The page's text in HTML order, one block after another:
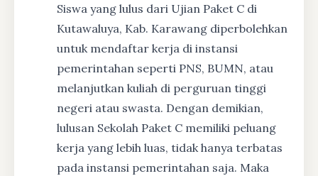
Siswa yang lulus dari Ujian Paket C di
Kutawaluya, Kab. Karawang diperbolehkan
untuk mendaftar kerja di instansi
pemerintahan seperti PNS, BUMN, atau
melanjutkan kuliah di perguruan tinggi
negeri atau swasta. Dengan demikian,
lulusan Sekolah Paket C memiliki peluang
kerja yang lebih luas, tidak hanya terbatas
pada instansi pemerintahan saja. Maka